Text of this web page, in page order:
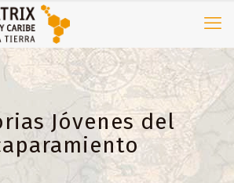
Jóvenes del